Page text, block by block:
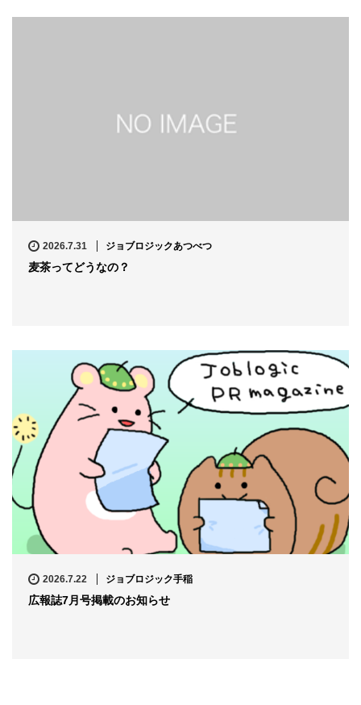
2026.7.31 ジョブロジックあつべつ
麦茶ってどうなの？
2026.7.22 ジョブロジック手稲
広報誌7月号掲載のお知らせ